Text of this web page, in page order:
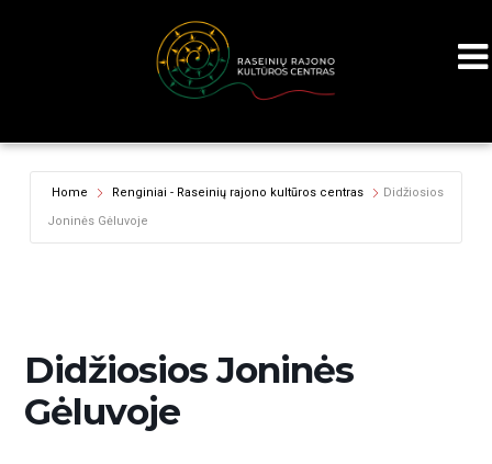
Home Renginiai - Raseinių rajono kultūros centras
Didžiosios
Joninės Gėluvoje
Didžiosios Joninės
Gėluvoje